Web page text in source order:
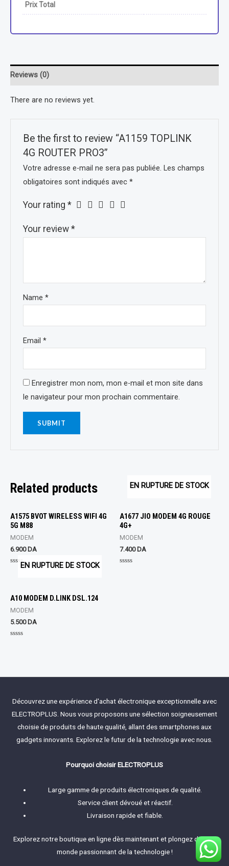
Prix Total
Reviews (0)
There are no reviews yet.
Be the first to review “A1159 TOPLINK
4G ROUTER PRO3”
Votre adresse e-mail ne sera pas publiée. Les champs
obligatoires sont indiqués avec*
Your rating*
Your review*
Name*
Email*
Enregistrer mon nom, mon e-mail et mon site dans
le navigateur pour mon prochain commentaire.
Related products
A1575 BVOT WIRELESS WIFI 4G
5G M88
MODEM
6.900 DA
Rated
5
EN RUPTURE DE STOCK
A1677 JIO MODEM 4G ROUGE
4G+
MODEM
7.400 DA
EN RUPTURE DE STOCK
A10 MODEM D.LINK DSL.124
MODEM
5.500 DA
Découvrez une expérience d'achat électronique exceptionnelle avec
ELECTROPLUS. Nous vous proposons une sélection soigneusement
choisie de produits de haute qualité, allant des smartphones aux
gadgets innovants. Explorez le futur de la technologie avec nous.
Pourquoi choisir ELECTROPLUS
Large gamme de produits électroniques de qualité.
Service client dévoué et réactif.
Livraison rapide et fiable.
Explorez notre boutique en ligne dès maintenant et plongez dans le
monde passionnant de la technologie !